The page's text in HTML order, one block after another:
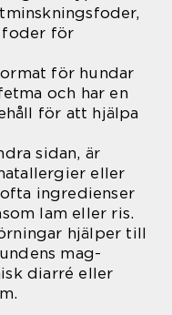
foder för
för hundar
och har en
för att hjälpa
sidan, är
eller
ingredienser
lam eller ris.
hjälper till
mag-
diarré eller